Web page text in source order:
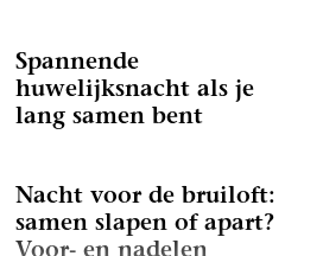
Spannende
huwelijksnacht als je
lang samen bent
Nacht voor de bruiloft:
samen slapen of apart?